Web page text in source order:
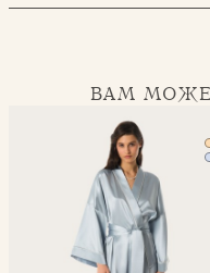
ВАМ
Халат-кимоно Mona